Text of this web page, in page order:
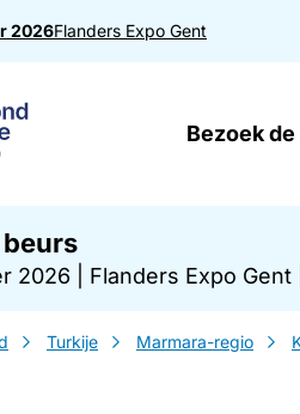
2026Flanders Expo Gent
Bezoek
2026 Flanders Expo Gent
Turkije Marmara-regio